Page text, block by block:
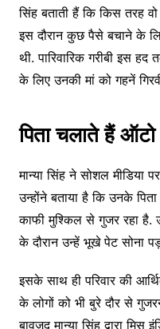
सिंह बताती हैं कि किस तरह
इस दौरान कुछ पैसे बचाने के
थी. पारिवारिक गरीबी इस
के लिए उनकी मां को गहनें
पिता चलाते हैं ऑटो
मान्या सिंह ने सोशल मीडिया
उन्होंने बताया है कि उनके
काफी मुश्किल से गुजर रहा है.
के दौरान उन्हें भूखे पेट सोना
इसके साथ ही परिवार की
के लोगों को भी बुरे दौर से
बावजूद मान्या सिंह द्वारा मिस